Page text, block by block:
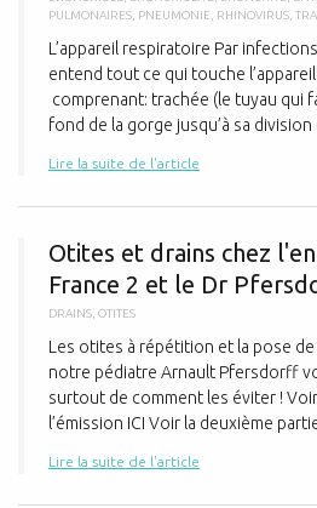
PULMONAIRES PNEUMONIE RHINOVIRUS
L’appareil respiratoire Par
entend tout ce qui touche
comprenant: trachée (le tuyau qui
fond de la gorge jusqu’à sa
Lire la suite de l'article
Otites et drains chez
France 2 et le Dr
DRAINS OTITES
Les otites à répétition et la pose de
notre pédiatre Arnault Pfersdorff
surtout de comment les éviter !
l’émission ICI Voir la deuxième
Lire la suite de l'article